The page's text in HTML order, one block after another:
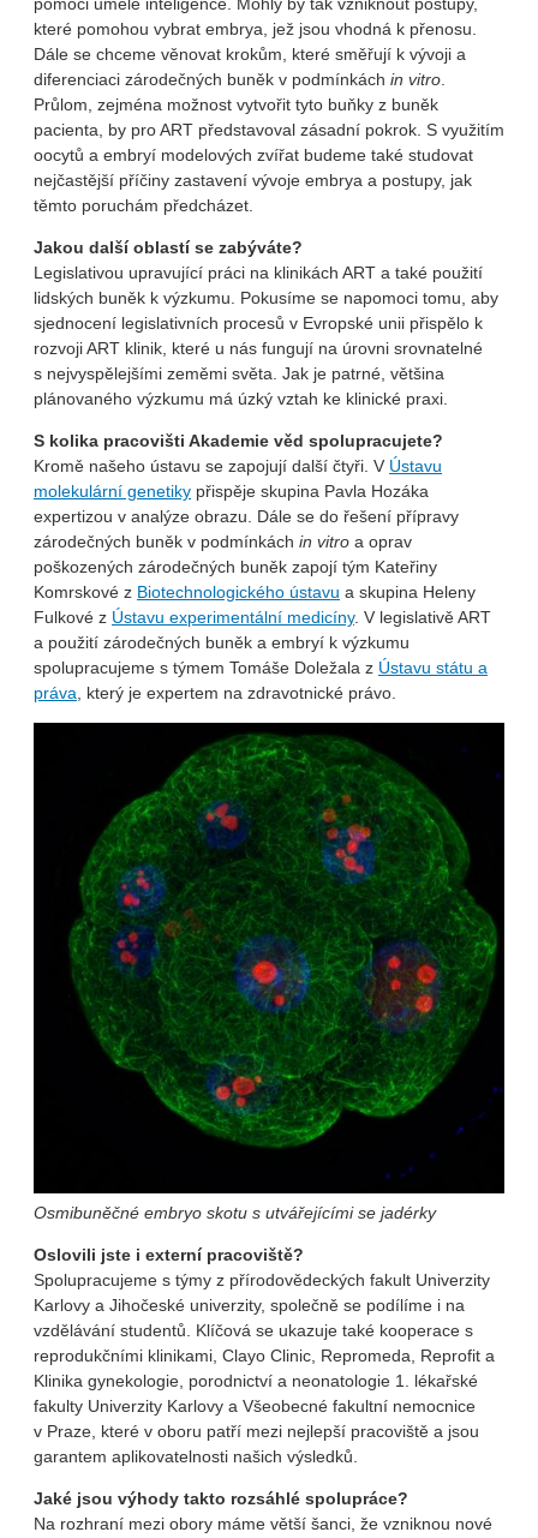
pomoci umělé inteligence. Mohly by tak vzniknout postupy,
které pomohou vybrat embrya, jež jsou vhodná k přenosu.
Dále se chceme věnovat krokům, které směřují k vývoji a
diferenciaci zárodečných buněk v podmínkách in vitro.
Průlom, zejména možnost vytvořit tyto buňky z buněk
pacienta, by pro ART představoval zásadní pokrok. S využitím
oocytů a embryí modelových zvířat budeme také studovat
nejčastější příčiny zastavení vývoje embrya a postupy, jak
těmto poruchám předcházet.
Jakou další oblastí se zabýváte?
Legislativou upravující práci na klinikách ART a také použití
lidských buněk k výzkumu. Pokusíme se napomoci tomu, aby
sjednocení legislativních procesů v Evropské unii přispělo k
rozvoji ART klinik, které u nás fungují na úrovni srovnatelné
s nejvyspělejšími zeměmi světa. Jak je patrné, většina
plánovaného výzkumu má úzký vztah ke klinické praxi.
S kolika pracovišti Akademie věd spolupracujete?
Kromě našeho ústavu se zapojují další čtyři. V Ústavu
molekulární genetiky přispěje skupina Pavla Hozáka
expertizou v analýze obrazu. Dále se do řešení přípravy
zárodečných buněk v podmínkách in vitro a oprav
poškozených zárodečných buněk zapojí tým Kateřiny
Komrskové z Biotechnologického ústavu a skupina Heleny
Fulkové z Ústavu experimentální medicíny. V legislativě ART
a použití zárodečných buněk a embryí k výzkumu
spolupracujeme s týmem Tomáše Doležala z Ústavu státu a
práva, který je expertem na zdravotnické právo.
Osmibuněčné embryo skotu s utvářejícími se jadérky
Oslovili jste i externí pracoviště?
Spolupracujeme s týmy z přírodovědeckých fakult Univerzity
Karlovy a Jihočeské univerzity, společně se podílíme i na
vzdělávání studentů. Klíčová se ukazuje také kooperace s
reprodukčními klinikami, Clayo Clinic, Repromeda, Reprofit a
Klinika gynekologie, porodnictví a neonatologie 1. lékařské
fakulty Univerzity Karlovy a Všeobecné fakultní nemocnice
v Praze, které v oboru patří mezi nejlepší pracoviště a jsou
garantem aplikovatelnosti našich výsledků.
Jaké jsou výhody takto rozsáhlé spolupráce?
Na rozhraní mezi obory máme větší šanci, že vzniknou nové